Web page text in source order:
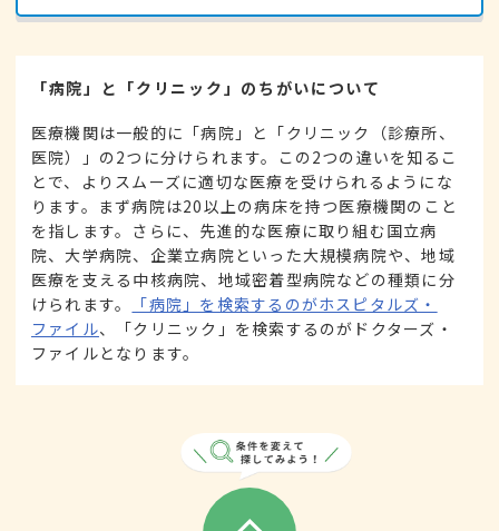
「病院」と「クリニック」のちがいについて
医療機関は一般的に「病院」と「クリニック（診療所、
医院）」の2つに分けられます。この2つの違いを知るこ
とで、よりスムーズに適切な医療を受けられるようにな
ります。まず病院は20以上の病床を持つ医療機関のこと
を指します。さらに、先進的な医療に取り組む国立病
院、大学病院、企業立病院といった大規模病院や、地域
医療を支える中核病院、地域密着型病院などの種類に分
けられます。
「病院」を検索するのがホスピタルズ・
ファイル、「クリニック」を検索するのがドクターズ・
ファイルとなります。